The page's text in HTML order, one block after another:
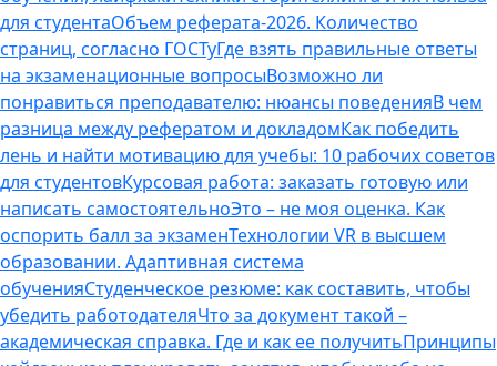
для студентаОбъем реферата-2026. Количество
страниц, согласно ГОСТуГде взять правильные ответы
на экзаменационные вопросыВозможно ли
понравиться преподавателю: нюансы поведенияВ чем
разница между рефератом и докладомКак победить
лень и найти мотивацию для учебы: 10 рабочих советов
для студентовКурсовая работа: заказать готовую или
написать самостоятельноЭто – не моя оценка. Как
оспорить балл за экзаменТехнологии VR в высшем
образовании. Адаптивная система
обученияСтуденческое резюме: как составить, чтобы
убедить работодателяЧто за документ такой –
академическая справка. Где и как ее получитьПринципы